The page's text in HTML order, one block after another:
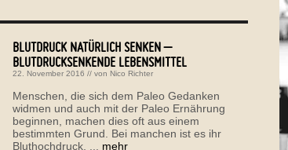
BLUTDRUCK NATÜRLICH SENKEN –
BLUTDRUCKSENKENDE LEBENSMITTEL
22. November 2016 // von Nico Richter
Menschen, die sich dem Paleo Gedanken
widmen und auch mit der Paleo Ernährung
beginnen, machen dies oft aus einem
bestimmten Grund. Bei manchen ist es ihr
Bluthochdruck, ... mehr